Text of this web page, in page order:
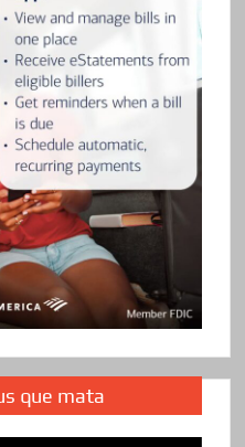
que mata